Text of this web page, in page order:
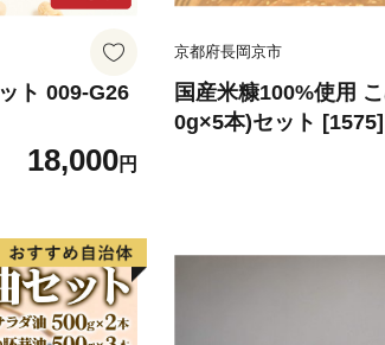
ト 009-G26
18,000円
京都府長岡京市
国産米糠100%使用
0g×5本)セット [1575]